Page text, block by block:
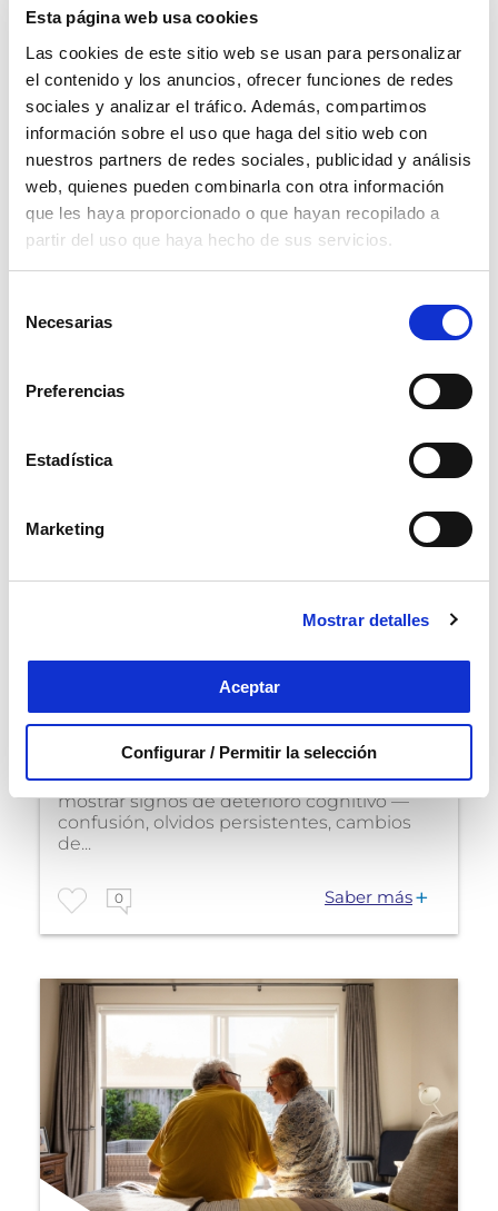
Esta página web usa cookies
Las cookies de este sitio web se usan para personalizar
el contenido y los anuncios, ofrecer funciones de redes
sociales y analizar el tráfico. Además, compartimos
información sobre el uso que haga del sitio web con
nuestros partners de redes sociales, publicidad y análisis
web, quienes pueden combinarla con otra información
que les haya proporcionado o que hayan recopilado a
partir del uso que haya hecho de sus servicios.
Necesarias
Preferencias
Estadística
Marketing
Mostrar detalles
Aceptar
Configurar / Permitir la selección
ser de tu interés.
Marcar como artículo favorito
ARTÍCULOS
RELACIONADOS
¿La demencia senil es
hereditaria? Lo que debes
saber sobre genética y
riesgo familiar
Cuando en una familia alguien comienza a
mostrar signos de deterioro cognitivo —
confusión, olvidos persistentes, cambios
de...
0 Saber más